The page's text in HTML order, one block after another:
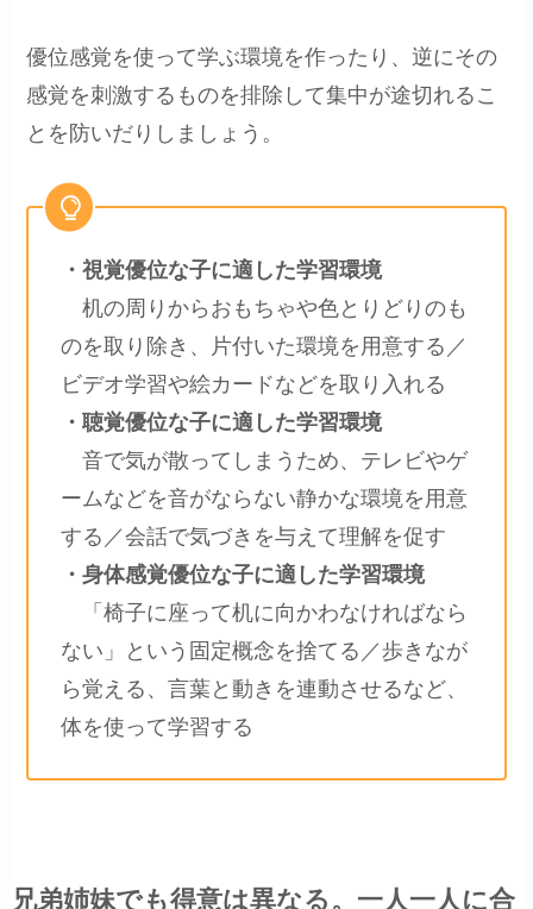
優位感覚を使って学ぶ環境を作ったり、逆にその
感覚を刺激するものを排除して集中が途切れるこ
とを防いだりしましょう。
・視覚優位な子に適した学習環境
机の周りからおもちゃや色とりどりのも
のを取り除き、片付いた環境を用意する／
ビデオ学習や絵カードなどを取り入れる
・聴覚優位な子に適した学習環境
音で気が散ってしまうため、テレビやゲ
ームなどを音がならない静かな環境を用意
する／会話で気づきを与えて理解を促す
・身体感覚優位な子に適した学習環境
「椅子に座って机に向かわなければなら
ない」という固定概念を捨てる／歩きなが
ら覚える、言葉と動きを連動させるなど、
体を使って学習する
兄弟姉妹でも得意は異なる。一人一人に合